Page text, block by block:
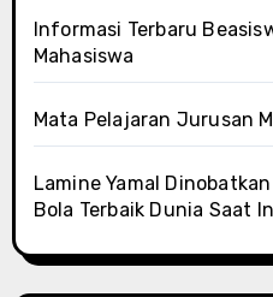
Informasi Terbaru
Mahasiswa
Mata Pelajaran Jurusan
Lamine Yamal
Bola Terbaik Dunia Saat